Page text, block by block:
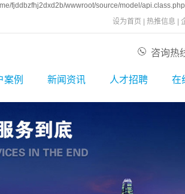
fjddbzfhj2dxd2b/wwwroot/source/model/
设为首页 热推信息
咨询热
案例
厂房
新闻资讯
行业资讯
相关问题
人才招聘 在